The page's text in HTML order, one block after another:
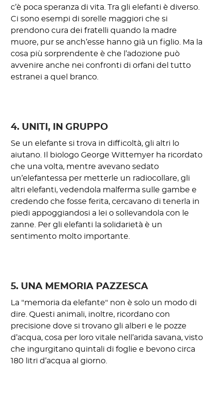
c’è poca speranza di vita. Tra gli elefanti è diverso.
Ci sono esempi di sorelle maggiori che si
prendono cura dei fratelli quando la madre
muore, pur se anch’esse hanno già un figlio. Ma la
cosa più sorprendente è che l’adozione può
avvenire anche nei confronti di orfani del tutto
estranei a quel branco.
4. UNITI, IN GRUPPO
Se un elefante si trova in difficoltà, gli altri lo
aiutano. Il biologo George Wittemyer ha ricordato
che una volta, mentre avevano sedato
un’elefantessa per metterle un radiocollare, gli
altri elefanti, vedendola malferma sulle gambe e
credendo che fosse ferita, cercavano di tenerla in
piedi appoggiandosi a lei o sollevandola con le
zanne. Per gli elefanti la solidarietà è un
sentimento molto importante.
5. UNA MEMORIA PAZZESCA
La "memoria da elefante" non è solo un modo di
dire. Questi animali, inoltre, ricordano con
precisione dove si trovano gli alberi e le pozze
d’acqua, cosa per loro vitale nell’arida savana, visto
che ingurgitano quintali di foglie e bevono circa
180 litri d’acqua al giorno.